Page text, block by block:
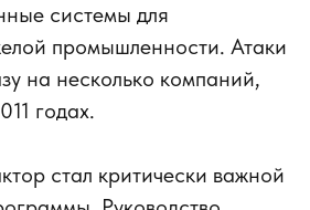
системы для
промышленности. Атаки
на несколько компаний,
годах.
стал критически важной